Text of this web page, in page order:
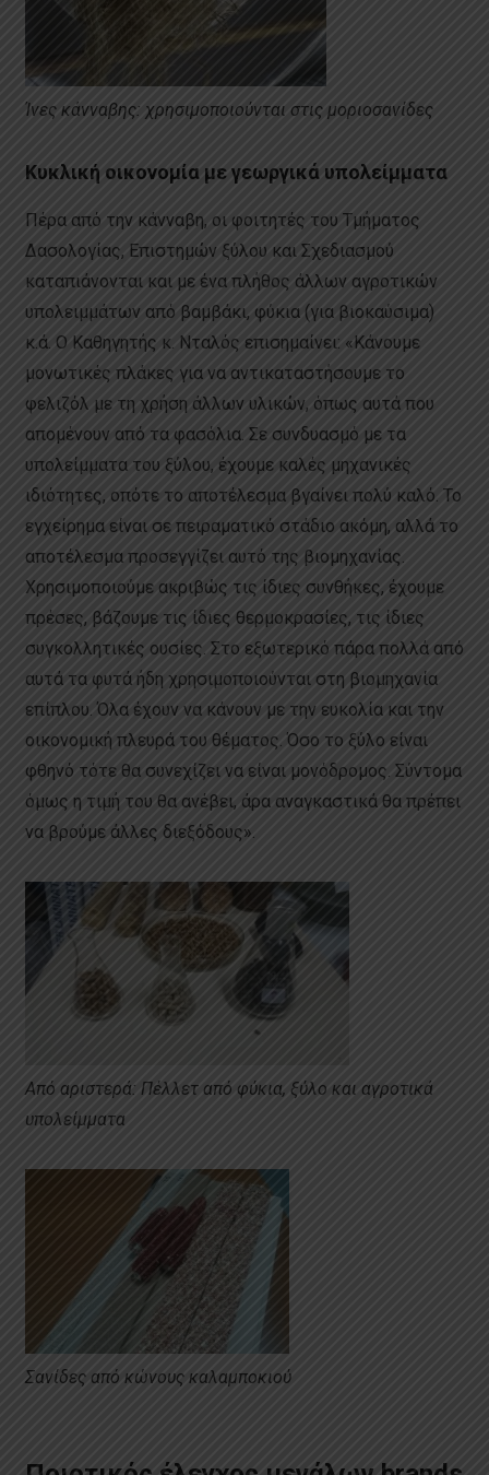
Ίνες κάνναβης: χρησιμοποιούνται στις μοριοσανίδες
Κυκλική οικονομία με γεωργικά υπολείμματα
Πέρα από την κάνναβη, οι φοιτητές του Τμήματος
Δασολογίας, Επιστημών ξύλου και Σχεδιασμού
καταπιάνονται και με ένα πλήθος άλλων αγροτικών
υπολειμμάτων από βαμβάκι, φύκια (για βιοκαύσιμα)
κ.ά. Ο Καθηγητής κ. Νταλός επισημαίνει: «Κάνουμε
μονωτικές πλάκες για να αντικαταστήσουμε το
φελιζόλ με τη χρήση άλλων υλικών, όπως αυτά που
απομένουν από τα φασόλια. Σε συνδυασμό με τα
υπολείμματα του ξύλου, έχουμε καλές μηχανικές
ιδιότητες, οπότε το αποτέλεσμα βγαίνει πολύ καλό. Το
εγχείρημα είναι σε πειραματικό στάδιο ακόμη, αλλά το
αποτέλεσμα προσεγγίζει αυτό της βιομηχανίας.
Χρησιμοποιούμε ακριβώς τις ίδιες συνθήκες, έχουμε
πρέσες, βάζουμε τις ίδιες θερμοκρασίες, τις ίδιες
συγκολλητικές ουσίες. Στο εξωτερικό πάρα πολλά από
αυτά τα φυτά ήδη χρησιμοποιούνται στη βιομηχανία
επίπλου. Όλα έχουν να κάνουν με την ευκολία και την
οικονομική πλευρά του θέματος. Όσο το ξύλο είναι
φθηνό τότε θα συνεχίζει να είναι μονόδρομος. Σύντομα
όμως η τιμή του θα ανέβει, άρα αναγκαστικά θα πρέπει
να βρούμε άλλες διεξόδους».
Από αριστερά: Πέλλετ από φύκια, ξύλο και αγροτικά
υπολείμματα
Σανίδες από κώνους καλαμποκιού